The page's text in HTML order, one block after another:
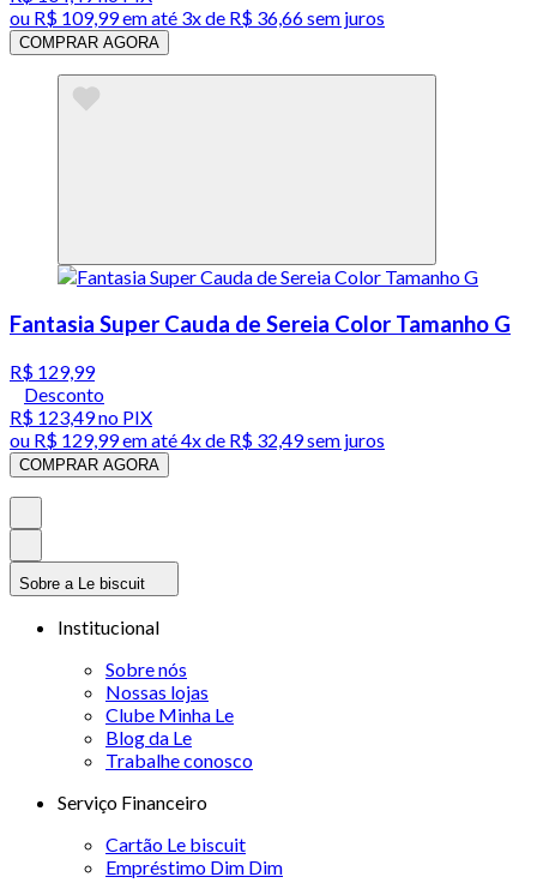
ou R$ 109,99em até 3x de R$ 36,66 sem juros
COMPRAR AGORA
Fantasia Super Cauda de Sereia Color Tamanho G
R$ 129,99
Desconto
R$ 123,49no PIX
ou R$ 129,99em até4x de R$ 32,49 sem juros
COMPRAR AGORA
Sobre a Le biscuit
Institucional
Sobre nós
Nossas lojas
Clube Minha Le
Blog da Le
Trabalhe conosco
Serviço Financeiro
Cartão Le biscuit
Empréstimo Dim Dim